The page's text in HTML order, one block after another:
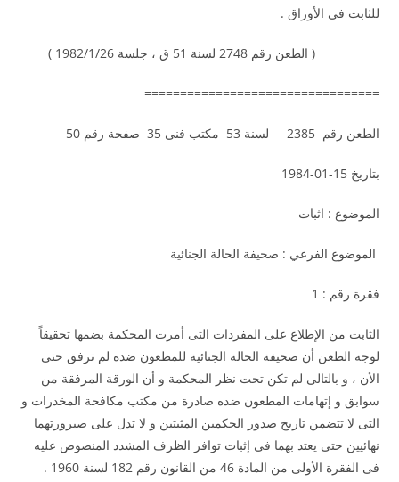
للثابت فى الأوراق .
( الطعن رقم 2748 لسنة 51 ق ، جلسة 1982/1/26 )
=================================
الطعن رقم 2385 لسنة 53 مكتب فنى 35 صفحة رقم 50
بتاريخ 15-01-1984
الموضوع : اثبات
الموضوع الفرعي : صحيفة الحالة الجنائية
فقرة رقم : 1
الثابت من الإطلاع على المفردات التى أمرت المحكمة بضمها تحقيقاً
لوجه الطعن أن صحيفة الحالة الجنائية للمطعون ضده لم ترفق حتى
الأن ، و بالتالى لم تكن تحت نظر المحكمة و أن الورقة المرفقة من
سوابق و إتهامات المطعون ضده صادرة من مكتب مكافحة المخدرات و
التى لا تتضمن تاريخ صدور الحكمين المثبتين و لا تدل على صيرورتهما
نهائيين حتى يعتد بهما فى إثبات توافر الظرف المشدد المنصوص عليه
فى الفقرة الأولى من المادة 46 من القانون رقم 182 لسنة 1960 .